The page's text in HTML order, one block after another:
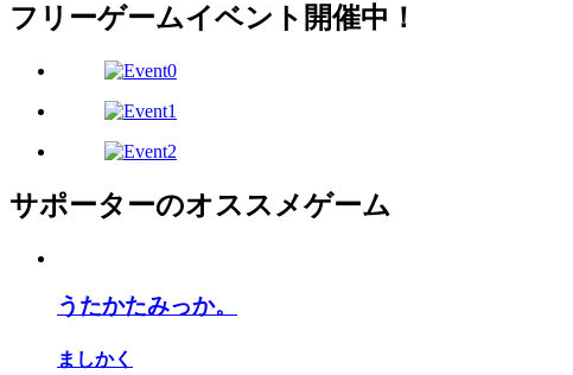
フリーゲームイベント開催中！
サポーターのオススメゲーム
うたかたみっか。
ましかく